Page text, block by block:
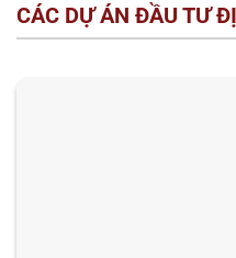
CÁC DỰ ÁN ĐẦU TƯ